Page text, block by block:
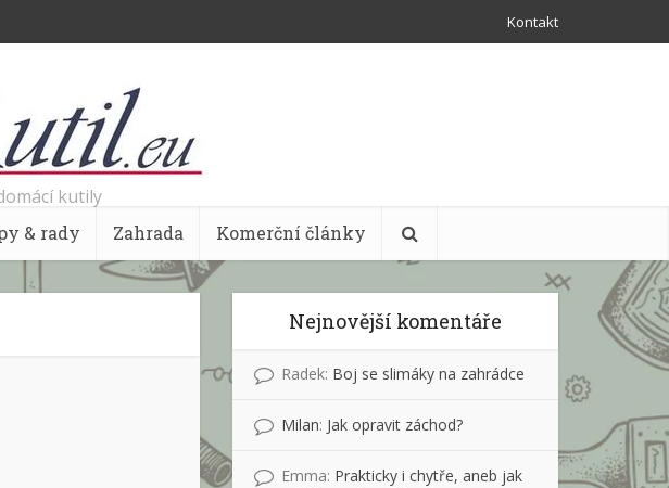
Kontakt
kutily
& rady Zahrada Komerční články
Nejnovější komentáře
Radek: Boj se slimáky na zahrádce
Milan: Jak opravit záchod?
Emma: Prakticky i chytře, aneb jak